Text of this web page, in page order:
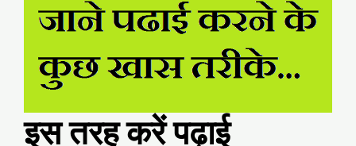
इस तरह करें पढ़ाई